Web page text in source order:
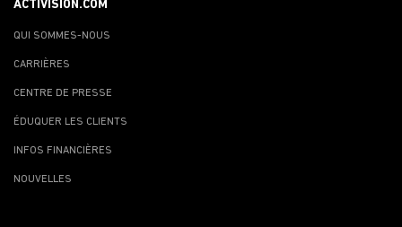
ACTIVISION.COM
QUI SOMMES-NOUS
CARRIÈRES
CENTRE DE PRESSE
ÉDUQUER LES CLIENTS
INFOS FINANCIÈRES
NOUVELLES